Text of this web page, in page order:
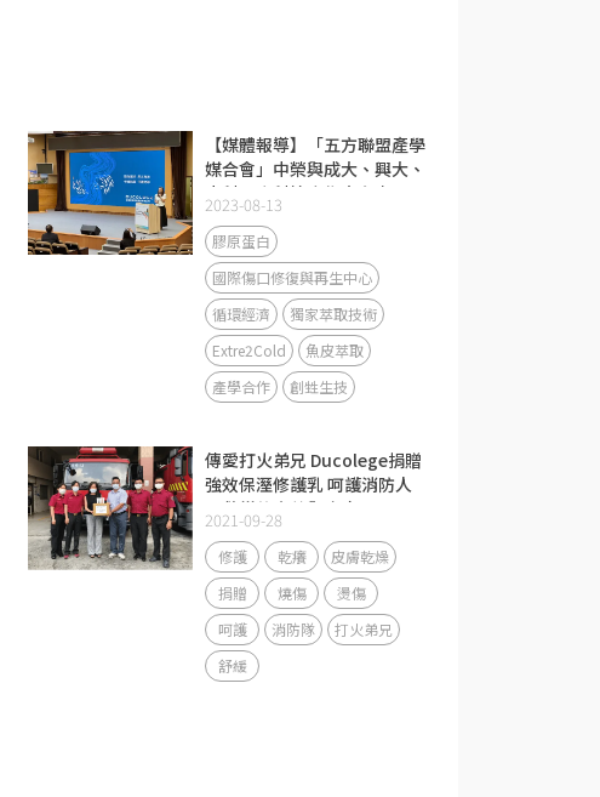
【媒體報導】「五方聯盟產學
媒合會」中榮與成大、興大、
中科、南科簽合作意向書
2023-08-13
膠原蛋白
國際傷口修復與再生中心
循環經濟
獨家萃取技術
Extre2Cold
魚皮萃取
產學合作
創甡生技
傳愛打火弟兄 Ducolege捐贈
強效保溼修護乳 呵護消防人
員救災的辛苦與疼痛
2021-09-28
修護 乾癢
皮膚乾燥
捐贈
燒傷
燙傷
呵護
消防隊
打火弟兄
舒緩